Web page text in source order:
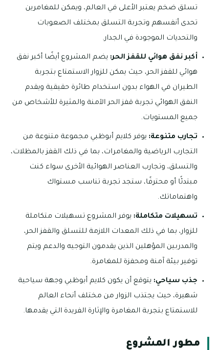
تسلق ضخم يعتبر الأعلى في العالم، ويمكن للمغامرين
تحدى أنفسهم وتجربة التسلق بمختلف الصعوبات
والتحديات الموجودة في الجدار.
أكبر نفق هوائي للقفز الحر: يضم المشروع أيضًا أكبر نفق
هوائي للقفز الحر، حيث يمكن للزوار الاستمتاع بتجربة
الطيران في الهواء بدون استخدام طائرة حقيقية ويقدم
النفق الهوائي تجربة قفز الحر الآمنة والمثيرة للأشخاص من
جميع المستويات.
تجارب متنوعة: يوفر كلايم أبوظبي مجموعة متنوعة من
التجارب الرياضية والمغامرات، بما في ذلك القفز بالمظلات،
والتسلق، وتجارب العناصر الهوائية الأخرى سواء كنت
مبتدئًا أو محترفًا، ستجد تجربة تناسب مستواك
واهتماماتك.
تسهيلات متكاملة: يوفر المشروع تسهيلات متكاملة
للزوار، بما في ذلك المعدات اللازمة للتسلق والقفز الحر،
والمدربين المؤهلين الذين يقدمون التوجيه والدعم ويتم
توفير بيئة آمنة ومحفزة للمغامرة.
جذب سياحي: يتوقع أن يكون كلايم أبوظبي وجهة سياحية
شهيرة، حيث يجتذب الزوار من مختلف أنحاء العالم
للاستمتاع بتجربة المغامرة والإثارة الفريدة التي يقدمها.
مطور المشروع